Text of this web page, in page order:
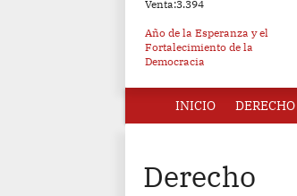
Venta:3.394
Año de la Esperanza y el
Fortalecimiento de la
Democracia
INICIO DERECHO
Derecho